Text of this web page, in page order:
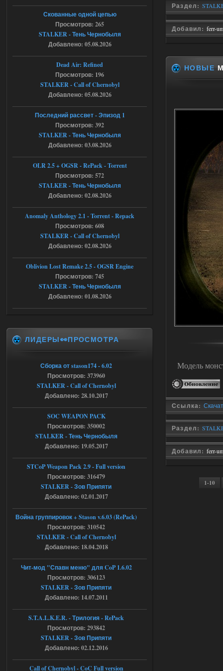
Раздел:
Добавил: ferr-
НОВЫЕ
Модель
Ссылка:
Раздел:
Добавил: ferr-
1-10
Stalker-Mods-Clan-su
Доступно только для пользователей
Ответить ➤
05.08.2026
Тайна Зоны - Remaster 2026
AndreySA
патч я установил после
установки мода, да, ладно,
наверное вы правы придется ожидать
Тайна Зоны - Remaster 2026
Stalker-Mods-Clan-su
Доступно только для пользователей
Ответить ➤
Тайна Зоны - Remaster 2026
20:25
AndreySA
[05.08.26
20:23:10.934] [17468]
FATAL ERROR
[error]Expression : FATAL ERROR
t_engine.cpp
[error]Description :
shadow of
chernobyl\gamedata\scripts\xr_camper.sc
ript:510: attempt to index local 'manager'
(a nil value)
Вылет после захода в Припять.
Ответить ➤
05.08.2026
Скованные одной цепью
r4908778
с избавлением от баласта,
доходяга.
Ответить ➤
05.08.2026
Путь во мгле + GUNSLINGER mod
Stalker-Mods-Clan-su
Доступно только для пользователей
05.08.2026
Путь во мгле + GUNSLINGER mod
16:09
stalker673920
где пароль?
Скованные одной цепью
Просмотров: 265
STALKER - Тень Чернобыля
Добавлено: 05.08.2026
Dead Air: Refined
Просмотров: 196
STALKER - Call of Chernobyl
Добавлено: 05.08.2026
Последний рассвет - Эпизод 1
Просмотров: 392
STALKER - Тень Чернобыля
Добавлено: 03.08.2026
OLR 2.5 + OGSR - RePack - Torrent
Просмотров: 572
STALKER - Тень Чернобыля
Добавлено: 02.08.2026
Anomaly Anthology 2.1 - Torrent - Repack
Просмотров: 608
STALKER - Call of Chernobyl
Добавлено: 02.08.2026
Oblivion Lost Remake 2.5 - OGSR Engine
Просмотров: 745
STALKER - Тень Чернобыля
Добавлено: 01.08.2026
ЛИДЕРЫ👀ПРОСМОТРА
Сборка от stason174 - 6.02
Просмотров: 373960
STALKER - Call of Chernobyl
Добавлено: 28.10.2017
SOC WEAPON PACK
Просмотров: 350002
STALKER - Тень Чернобыля
Добавлено: 19.05.2017
STCoP Weapon Pack 2.9 - Full version
Просмотров: 316479
STALKER - Зов Припяти
Добавлено: 02.01.2017
Война группировок + Stason v.6.03 (RePack)
Просмотров: 310542
STALKER - Call of Chernobyl
Добавлено: 18.04.2018
Чит-мод "Спавн меню" для CoP 1.6.02
Просмотров: 306123
STALKER - Зов Припяти
Добавлено: 14.07.2011
S.T.A.L.K.E.R. - Трилогия - RePack
Просмотров: 293842
STALKER - Зов Припяти
Добавлено: 02.12.2016
Call of Chernobyl - CoC Full version